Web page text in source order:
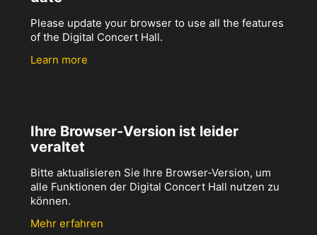
Please update your browser to use all the features
of the Digital Concert Hall.
Learn more
Ihre Browser-Version ist leider
veraltet
Bitte aktualisieren Sie Ihre Browser-Version, um
alle Funktionen der Digital Concert Hall nutzen zu
können.
Mehr erfahren